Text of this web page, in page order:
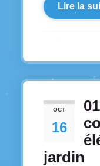
Lire la
OCT
16
jardin